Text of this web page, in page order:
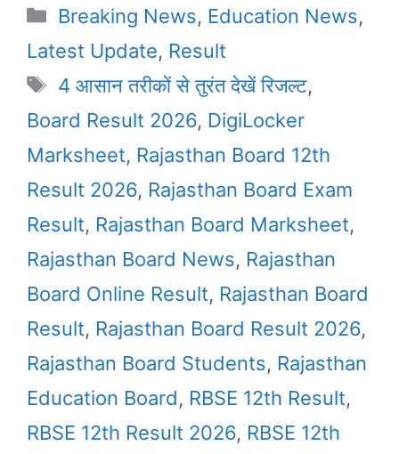
Categories
Breaking News, Education News,
Latest Update, Result
Tags
4 आसान तरीकों से तुरंत देखें रिजल्ट,
Board Result 2026, DigiLocker
Marksheet, Rajasthan Board 12th
Result 2026, Rajasthan Board Exam
Result, Rajasthan Board Marksheet,
Rajasthan Board News, Rajasthan
Board Online Result, Rajasthan Board
Result, Rajasthan Board Result 2026,
Rajasthan Board Students, Rajasthan
Education Board, RBSE 12th Result,
RBSE 12th Result 2026, RBSE 12th